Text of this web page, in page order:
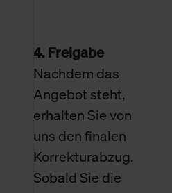
4. Freigabe
Nachdem das
Angebot steht,
erhalten Sie von
uns den finalen
Korrekturabzug.
Sobald Sie die